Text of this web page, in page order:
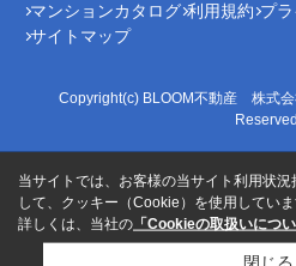
マンションカタログ 利用規約 プ
サイトマップ
Copyright(c) BLOOM不動産 株式
当サイトでは、お客様の当サイト利用状
して、クッキー（Cookie）を使用していま
詳しくは、当社の 「Cookieの取扱いについ
閉じる